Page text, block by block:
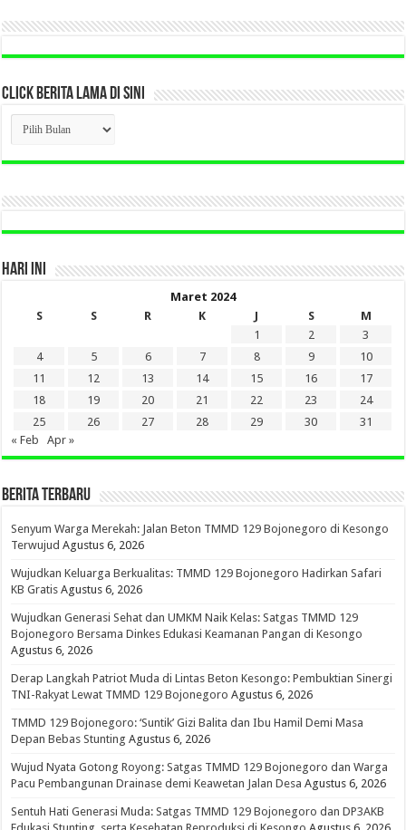
CLICK BERITA LAMA DI SINI
CLICK
BERITA
LAMA
DI
HARI INI
Maret 2024
S
S R K J S
M
1
2
3
4
5 6 7 8 9
10
11
12 13 14 15 16
17
18
19 20 21 22 23
24
25
26 27 28 29 30
31
« Feb
Apr »
BERITA TERBARU
Senyum Warga Merekah: Jalan Beton TMMD 129 Bojonegoro di Kesongo
Terwujud Agustus 6, 2026
Wujudkan Keluarga Berkualitas: TMMD 129 Bojonegoro Hadirkan Safari
KB Gratis Agustus 6, 2026
Wujudkan Generasi Sehat dan UMKM Naik Kelas: Satgas TMMD 129
Bojonegoro Bersama Dinkes Edukasi Keamanan Pangan di Kesongo
Agustus 6, 2026
Derap Langkah Patriot Muda di Lintas Beton Kesongo: Pembuktian Sinergi
TNI-Rakyat Lewat TMMD 129 Bojonegoro Agustus 6, 2026
TMMD 129 Bojonegoro: ‘Suntik’ Gizi Balita dan Ibu Hamil Demi Masa
Depan Bebas Stunting Agustus 6, 2026
Wujud Nyata Gotong Royong: Satgas TMMD 129 Bojonegoro dan Warga
Pacu Pembangunan Drainase demi Keawetan Jalan Desa Agustus 6, 2026
Sentuh Hati Generasi Muda: Satgas TMMD 129 Bojonegoro dan DP3AKB